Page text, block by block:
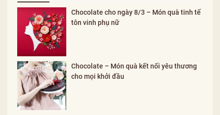
Chocolate cho ngày 8/3 – Món quà tinh tế
tôn vinh phụ nữ
Chocolate – Món quà kết nối yêu thương
cho mọi khởi đầu